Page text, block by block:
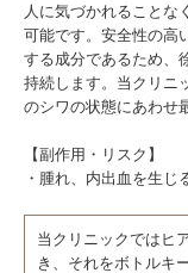
人に気づかれることな
可能です。安全性の高
する成分であるため、
持続します。当クリニ
のシワの状態にあわせ
【副作用・リスク】​
・腫れ、内出血を生じ
当クリニックではヒ
き、それをボトルキ